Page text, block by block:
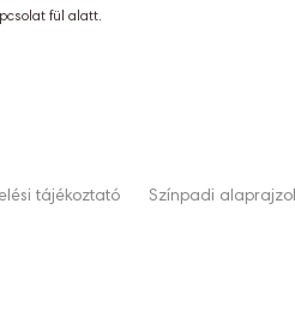
fül alatt.
tájékoztató Színpadi